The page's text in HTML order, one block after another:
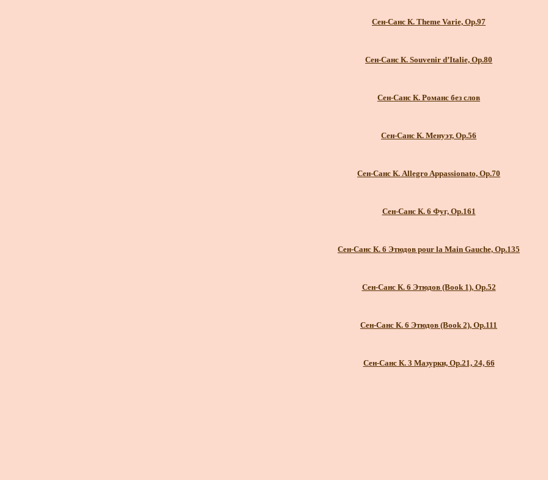
Сен-Санс К. Theme Varie, Op.97
Сен-Санс К. Souvenir d’Italie, Op.80
Сен-Санс К. Романс без слов
Сен-Санс К. Менуэт, Op.56
Сен-Санс К. Allegro Appassionato, Op.70
Сен-Санс К. 6 Фуг, Op.161
Сен-Санс К. 6 Этюдов pour la Main Gauche, Op.135
Сен-Санс К. 6 Этюдов (Book 1), Op.52
Сен-Санс К. 6 Этюдов (Book 2), Op.111
Сен-Санс К. 3 Мазурки, Op.21, 24, 66